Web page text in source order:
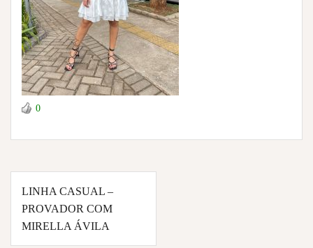
0
Navegação
de
Post
LINHA CASUAL –
PROVADOR COM
MIRELLA ÁVILA